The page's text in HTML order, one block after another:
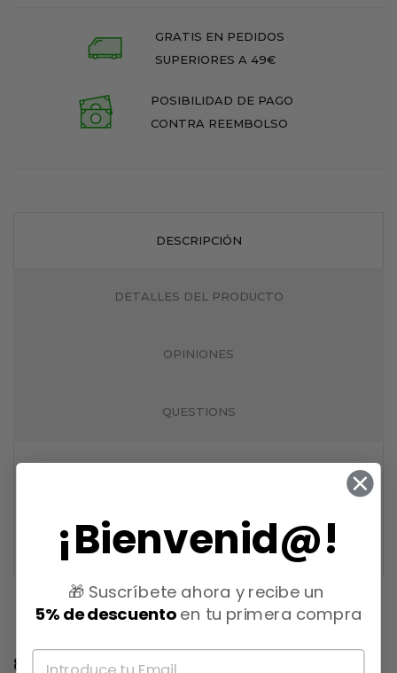
GRATIS EN PEDIDOS
SUPERIORES A 49€
POSIBILIDAD DE PAGO
CONTRA REEMBOLSO
DESCRIPCIÓN
DETALLES DEL PRODUCTO
OPINIONES
QUESTIONS
Voltaje: 220-240
Potencia: 1000-1200W
8 otros productos en la misma
¡Bienvenid@!
🎁 Suscríbete ahora y recibe un
5% de descuentoen tu primera compra